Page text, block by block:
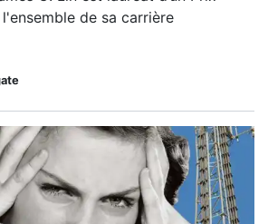
de sa carrière